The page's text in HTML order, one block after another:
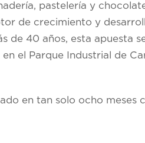
pastelería y
de crecimiento y
de 40 años, esta apuesta
el Parque Industrial de
en tan solo ocho meses